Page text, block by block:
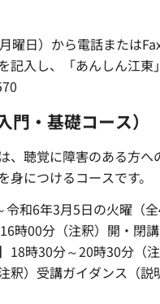
月曜日）から電話または
入し、「あんしん江
門・基礎コース）
、聴覚に障害のある方へ
身につけるコースです。
令和6年3月5日の火曜（全
時00分（注釈）開・閉
18時30分～20時30分（
釈）受講ガイダンス（説